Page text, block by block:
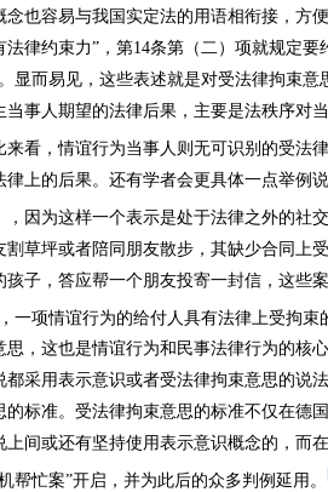
念也容易与我国实定法的用语相衔接，方
律约束力”，第14条第（二）项就规定
显而易见，这些表述就是对受法律拘束意
人期望的法律后果，主要是法秩序对
来看，情谊行为当事人则无可识别的受法
律上的后果。还有学者会更具体一点举例
，因为这样一个表示是处于法律之外的社
割草坪或者陪同朋友散步，其缺少合同上
孩子，答应帮一个朋友投寄一封信，这些
一项情谊行为的给付人具有法律上受拘
思，这也是情谊行为和民事法律行为的核
用表示意识或者受法律拘束意思的说
的标准。受法律拘束意思的标准不仅在德
上间或还有坚持使用表示意识概念的，而
帮忙案”开启，并为此后的众多判例延用。